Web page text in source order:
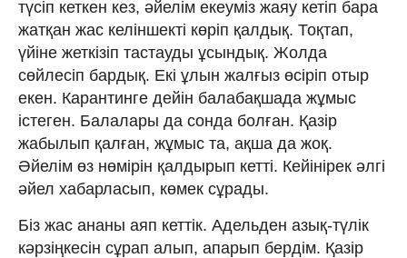
түсіп кеткен кез, әйелім екеуміз жаяу кетіп бара
жатқан жас келіншекті көріп қалдық. Тоқтап,
үйіне жеткізіп тастауды ұсындық. Жолда
сөйлесіп бардық. Екі ұлын жалғыз өсіріп отыр
екен. Карантинге дейін балабақшада жұмыс
істеген. Балалары да сонда болған. Қазір
жабылып қалған, жұмыс та, ақша да жоқ.
Әйелім өз нөмірін қалдырып кетті. Кейінірек әлгі
әйел хабарласып, көмек сұрады.
Біз жас ананы аяп кеттік. Адельден азық-түлік
кәрзіңкесін сұрап алып, апарып бердім. Қазір